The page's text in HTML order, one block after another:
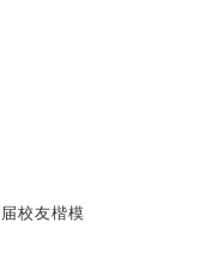
校友楷模